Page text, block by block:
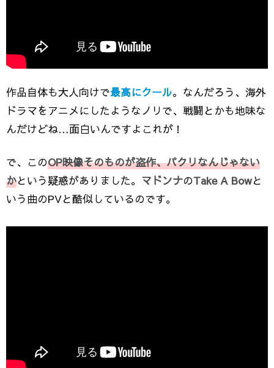
作品自体も大人向けで最高にクール。なんだろう、海外
ドラマをアニメにしたようなノリで、戦闘とかも地味な
んだけどね…面白いんですよこれが！
で、このOP映像そのものが盗作、パクリなんじゃない
かという疑惑がありました。 マドンナのTake A Bowと
いう曲のPVと酷似しているのです。